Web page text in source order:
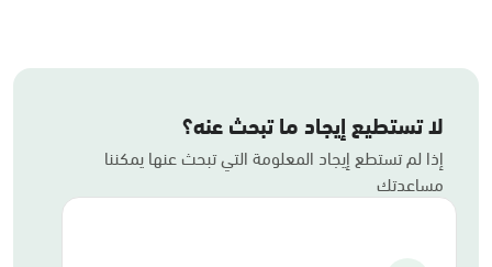
لا تستطيع إيجاد ما تبحث عنه؟
إذا لم تستطع إيجاد المعلومة التي تبحث عنها يمكننا
مساعدتك